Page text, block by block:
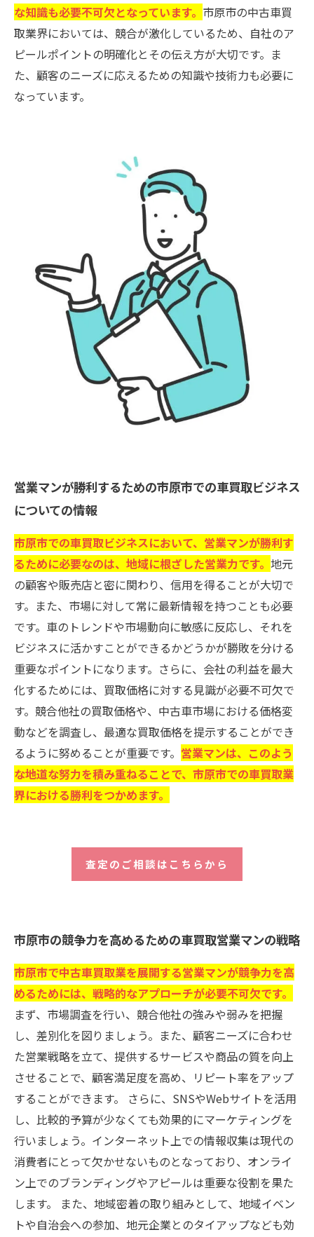
な知識も必要不可欠となっています。 市原市の中古車買
取業界においては、競合が激化しているため、自社のア
ピールポイントの明確化とその伝え方が大切です。ま
た、顧客のニーズに応えるための知識や技術力も必要に
なっています。
営業マンが勝利するための市原市での車買取ビジネス
についての情報
市原市での車買取ビジネスにおいて、営業マンが勝利す
るために必要なのは、地域に根ざした営業力です。 地元
の顧客や販売店と密に関わり、信用を得ることが大切で
す。また、市場に対して常に最新情報を持つことも必要
です。車のトレンドや市場動向に敏感に反応し、それを
ビジネスに活かすことができるかどうかが勝敗を分ける
重要なポイントになります。さらに、会社の利益を最大
化するためには、買取価格に対する見識が必要不可欠で
す。競合他社の買取価格や、中古車市場における価格変
動などを調査し、最適な買取価格を提示することができ
るように努めることが重要です。 営業マンは、このよう
な地道な努力を積み重ねることで、市原市での車買取業
界における勝利をつかめます。
査定のご相談はこちらから
市原市の競争力を高めるための車買取営業マンの戦略
市原市で中古車買取業を展開する営業マンが競争力を高
めるためには、戦略的なアプローチが必要不可欠です。
まず、市場調査を行い、競合他社の強みや弱みを把握
し、差別化を図りましょう。また、顧客ニーズに合わせ
た営業戦略を立て、提供するサービスや商品の質を向上
させることで、顧客満足度を高め、リピート率をアップ
することができます。 さらに、SNSやWebサイトを活用
し、比較的予算が少なくても効果的にマーケティングを
行いましょう。インターネット上での情報収集は現代の
消費者にとって欠かせないものとなっており、オンライ
ン上でのブランディングやアピールは重要な役割を果た
します。 また、地域密着の取り組みとして、地域イベン
トや自治会への参加、地元企業とのタイアップなども効